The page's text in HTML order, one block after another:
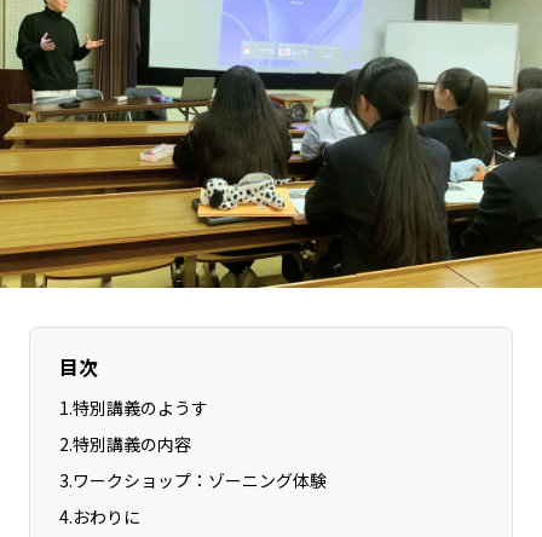
福井エリア
山梨エリア
長野エリア
岐阜エリア
静岡エリア
愛知エリア
三重エリア
滋賀エリア
京都エリア
大阪市エリア
堺・泉州エリア
河内エリア
兵庫エリア
奈良エリア
和歌山エリア
鳥取エリア
島根エリア
岡山エリア
山口エリア
香川エリア
高知エリア
福岡エリア
佐賀エリア
目次
1.特別講義のようす
2.特別講義の内容
3.ワークショップ：ゾーニング体験
4.おわりに